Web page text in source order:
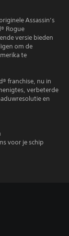
Assassin’s
Rogue
versie bieden
om de
te
franchise, nu in
verbeterde
en
voor je schip